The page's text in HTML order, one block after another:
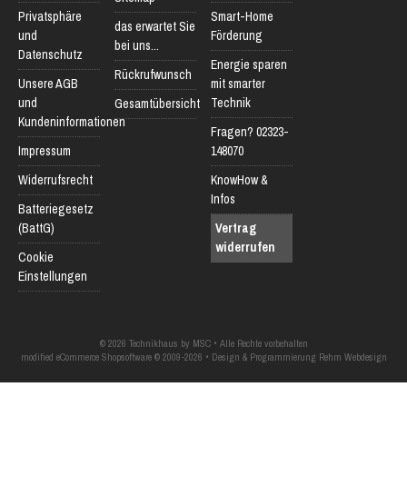
Privatsphäre
und
Datenschutz
Unsere AGB
und
Kundeninformationen
Impressum
Widerrufsrecht
Batteriegesetz
(BattG)
Cookie
Einstellungen
das erwartet Sie
bei uns...
Rückrufwunsch
Gesamtübersicht
Smart-Home
Förderung
Energie sparen
mit smarter
Technik
Fragen? 02323-
148070
KnowHow &
Infos
Vertrag
widerrufen
© 2026 Technikhaus by MSC • Alle Rechte vorbehalten
modified eCommerce Shopsoftware © 2009-2026 • Design & Programmierung Rehm Webdesign